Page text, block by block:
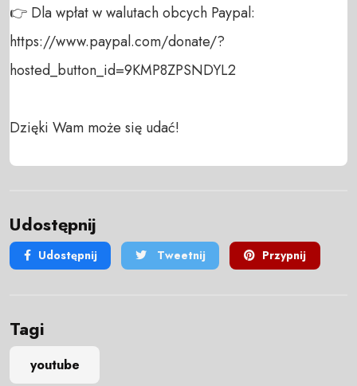
👉 Dla wpłat w walutach obcych Paypal:
https://www.paypal.com/donate/?
hosted_button_id=9KMP8ZPSNDYL2
Dzięki Wam może się udać!
Udostępnij
Udostępnij Tweetnij Przypnij
Tagi
youtube